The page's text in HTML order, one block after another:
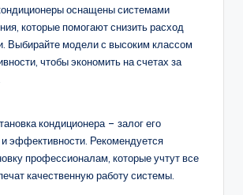
оснащены системами
которые помогают снизить расход
Выбирайте модели с высоким классом
чтобы экономить на счетах за
кондиционера – залог его
и эффективности. Рекомендуется
профессионалам, которые учтут все
качественную работу системы.